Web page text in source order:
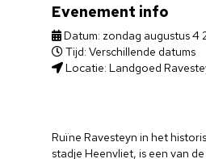
Ruïne Ravesteyn in het
stadje Heenvliet, is een van
Evenement info
Datum: zondag augustus 4
Tijd: Verschillende datums
Locatie: Landgoed